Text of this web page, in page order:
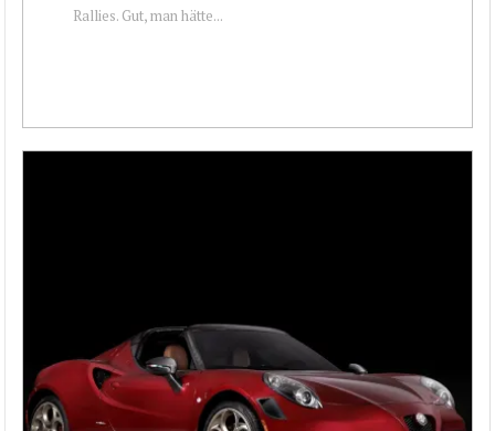
Rallies. Gut, man hätte...